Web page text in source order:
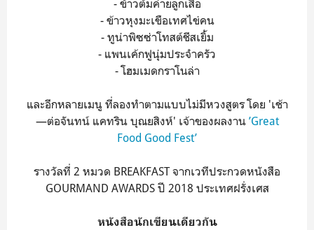
- ข้าวต้มค่ายลูกเสือ
- ข้าวหุงมะเขือเทศไข่คน
- ทูน่าพิซซ่าโทสต์ชีสเยิ้ม
- แพนเค้กฟูนุ่มประจำครัว
- โฮมเมดกราโนล่า
และอีกหลายเมนู ที่ลองทำตามแบบไม่มีหวงสูตร โดย 'เช้า
—ต่อจันทน์ แคทริน บุณยสิงห์' เจ้าของผลงาน ’Great
Food Good Fest’
รางวัลที่ 2 หมวด BREAKFAST จากเวทีประกวดหนังสือ
GOURMAND AWARDS ปี 2018 ประเทศฝรั่งเศส
หนังสือนักเขียนเดียวกัน